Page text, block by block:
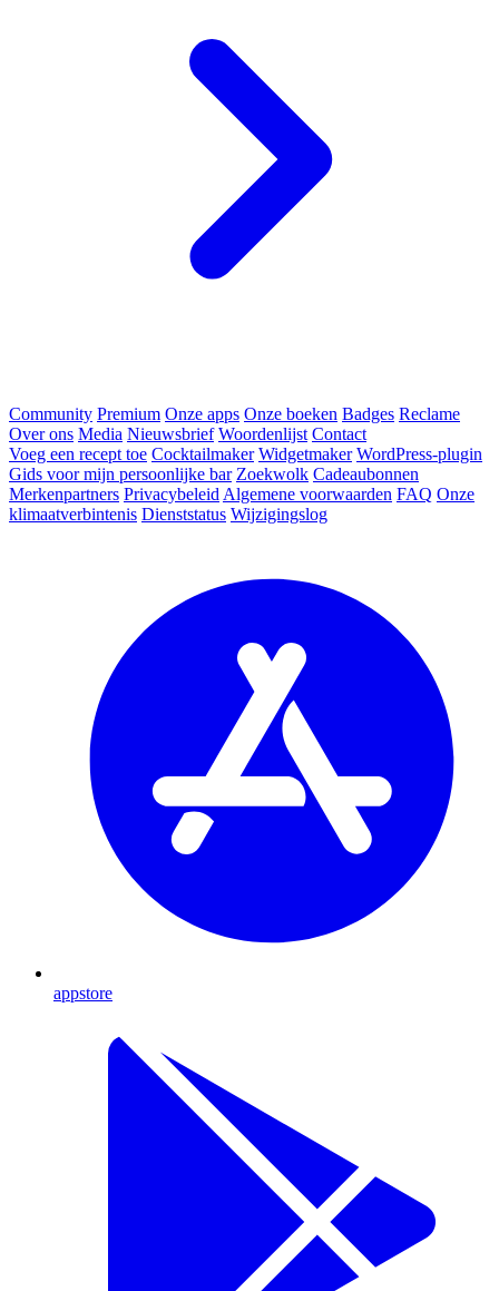
Community Premium Onze apps Onze boeken Badges Reclame
Over ons Media Nieuwsbrief Woordenlijst Contact
Voeg een recept toe Cocktailmaker Widgetmaker WordPress-plugin
Gids voor mijn persoonlijke bar Zoekwolk Cadeaubonnen
Merkenpartners Privacybeleid Algemene voorwaarden FAQ Onze
klimaatverbintenis Dienststatus Wijzigingslog
appstore